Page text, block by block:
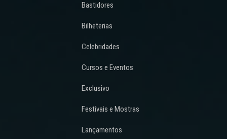
Bastidores
Bilheterias
Celebridades
Cursos e Eventos
Exclusivo
Festivais e Mostras
Lançamentos